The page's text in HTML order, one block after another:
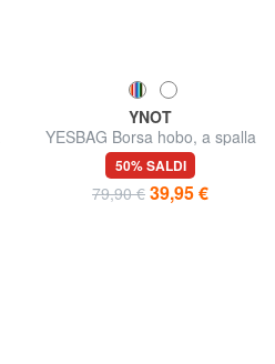
YNOT
YESBAG Borsa hobo, a spalla
50% SALDI
79,90 € 39,95 €